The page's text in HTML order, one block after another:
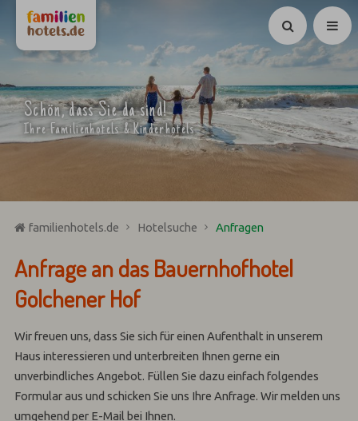
Suchen
Schön, dass Sie da sind!
Ihre Familienhotels & Kinderhotels
familienhotels.de Hotelsuche Anfragen
Anfrage an das Bauernhofhotel
Golchener Hof
Wir freuen uns, dass Sie sich für einen Aufenthalt in unserem
Haus interessieren und unterbreiten Ihnen gerne ein
unverbindliches Angebot. Füllen Sie dazu einfach folgendes
Formular aus und schicken Sie uns Ihre Anfrage. Wir melden uns
umgehend per E-Mail bei Ihnen.